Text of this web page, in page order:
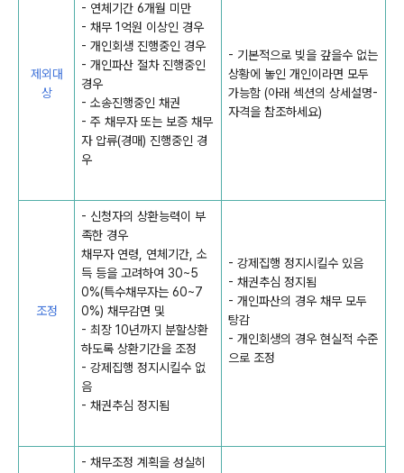
제외대
상
- 연체기간 6개월 미만
- 채무 1억원 이상인 경우
- 개인회생 진행중인 경우
- 개인파산 절차 진행중인
경우
- 소송진행중인 채권
- 주 채무자 또는 보증 채무
자 압류(경매) 진행중인 경
우
- 기본적으로 빚을 갚을수 없는
상황에 놓인 개인이라면 모두
가능함 (아래 섹션의 상세설명-
자격을 참조하세요)
조정
- 신청자의 상환능력이 부
족한 경우
채무자 연령, 연체기간, 소
득 등을 고려하여 30~5
0%(특수채무자는 60~7
0%) 채무감면 및
- 최장 10년까지 분할상환
하도록 상환기간을 조정
- 강제집행 정지시킬수 없
음
- 채권추심 정지됨
- 강제집행 정지시킬수 있음
- 채권추심 정지됨
- 개인파산의 경우 채무 모두
탕감
- 개인회생의 경우 현실적 수준
으로 조정
- 채무조정 계획을 성실히